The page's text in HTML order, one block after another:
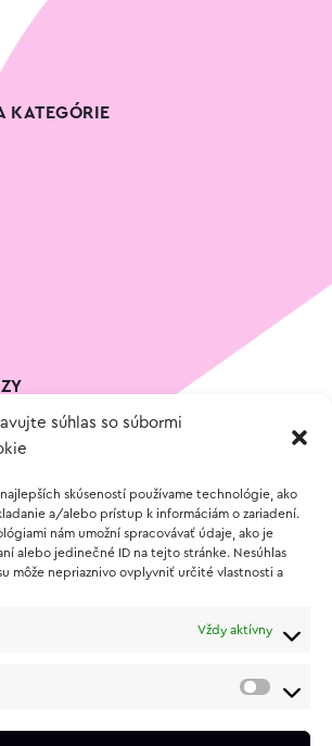
súhlas so súbormi
skúseností používame technológie, ako
a/alebo prístup k informáciám o zariadení.
nám umožní spracovávať údaje, ako je
alebo jedinečné ID na tejto stránke. Nesúhlas
môže nepriaznivo ovplyvniť určité vlastnosti a
Vždy aktívny
KATEGÓRIE
tovaru